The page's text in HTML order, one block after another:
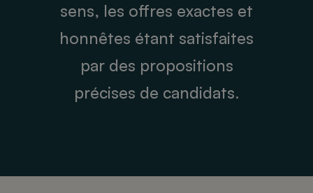
sens, les offres exactes et
honnêtes étant satisfaites
par des propositions
précises de candidats.